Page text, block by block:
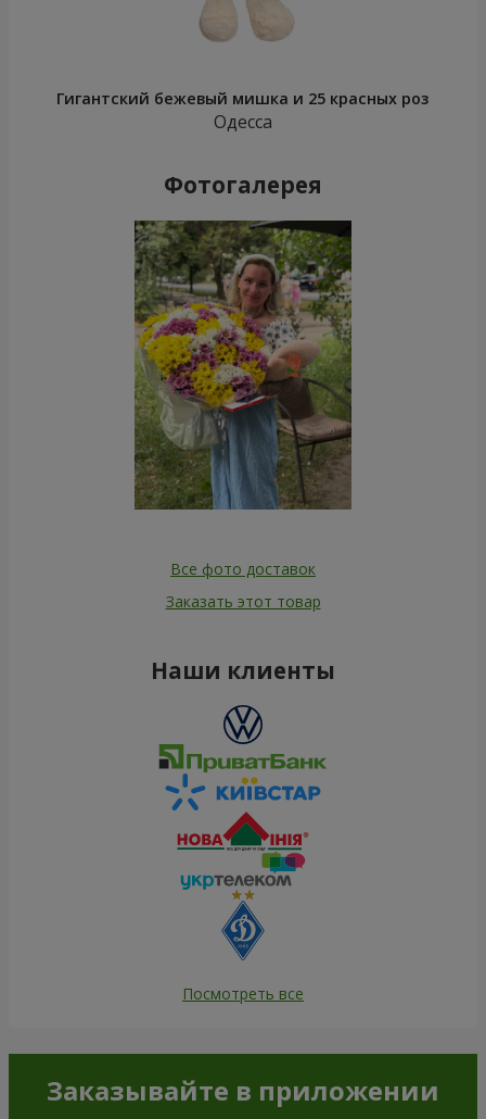
Гигантский бежевый мишка и 25 красных роз
Одесса
Фотогалерея
Все фото доставок
Заказать этот товар
Наши клиенты
Посмотреть все
Заказывайте в приложении